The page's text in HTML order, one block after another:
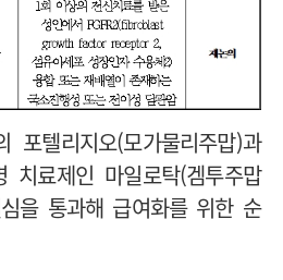
포텔리지오(모가물리주맙)과
치료제인 마일로탁(겜투주맙
을 통과해 급여화를 위한 순